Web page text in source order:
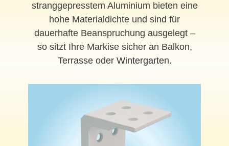
stranggepresstem Aluminium bieten eine
hohe Materialdichte und sind für
dauerhafte Beanspruchung ausgelegt –
so sitzt Ihre Markise sicher an Balkon,
Terrasse oder Wintergarten.